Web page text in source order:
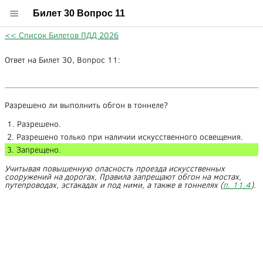
Билет 30 Вопрос 11
<< Список Билетов ПДД 2026
Ответ на Билет 30, Вопрос 11:
Разрешено ли выполнить обгон в тоннеле?
1. Разрешено.
2. Разрешено только при наличии искусственного освещения.
3. Запрещено.
Учитывая повышенную опасность проезда искусственных
сооружений на дорогах, Правила запрещают обгон на мостах,
путепроводах, эстакадах и под ними, а также в тоннелях (п. 11.4).